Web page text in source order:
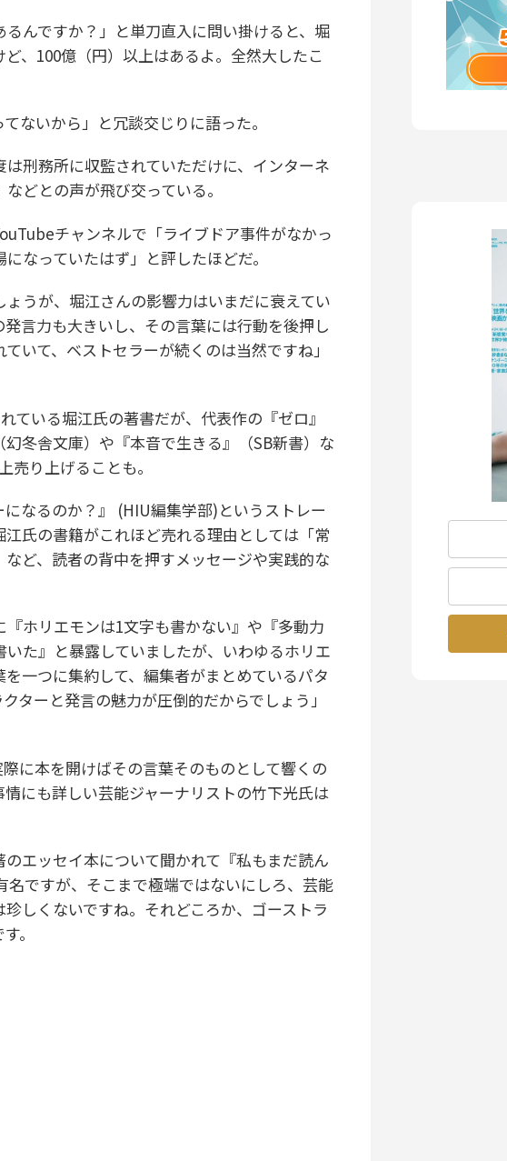
んですか？」と単刀直入に問い掛けると、堀
、100億（円）以上はあるよ。全然大したこ
ないから」と冗談交じりに語った。
刑務所に収監されていただけに、インターネ
どとの声が飛び交っている。
チャンネルで「ライブドア事件がなかっ
なっていたはず」と評したほどだ。
ょうが、堀江さんの影響力はいまだに衰えてい
言力も大きいし、その言葉には行動を後押し
いて、ベストセラーが続くのは当然ですね」
いる堀江氏の著書だが、代表作の『ゼロ』
冬舎文庫）や『本音で生きる』（SB新書）な
売り上げることも。
なるのか？』 (HIU編集学部)というストレー
氏の書籍がこれほど売れる理由としては「常
ど、読者の背中を押すメッセージや実践的な
『ホリエモンは1文字も書かない』や『多動力
た』と暴露していましたが、いわゆるホリエ
一つに集約して、編集者がまとめているパタ
ターと発言の魅力が圧倒的だからでしょう」
に本を開けばその言葉そのものとして響くの
にも詳しい芸能ジャーナリストの竹下光氏は
エッセイ本について聞かれて『私もまだ読ん
ですが、そこまで極端ではないにしろ、芸能
しくないですね。それどころか、ゴーストラ
。